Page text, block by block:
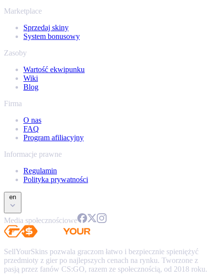
Marketplace
Sprzedaj skiny
System bonusowy
Zasoby
Wartość ekwipunku
Wiki
Blog
Firma
O nas
FAQ
Program afiliacyjny
Informacje prawne
Regulamin
Polityka prywatności
en
Media społecznościowe
SellYourSkins pozwala graczom łatwo i bezpiecznie spieniężyć
przedmioty z gier po najlepszych cenach na rynku. Tworzone z
pasją przez fanów CS:GO, razem ze społecznością, od 2018 roku.